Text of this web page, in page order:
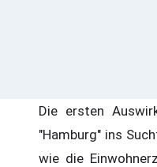
Die ersten
"Hamburg" ins
wie die